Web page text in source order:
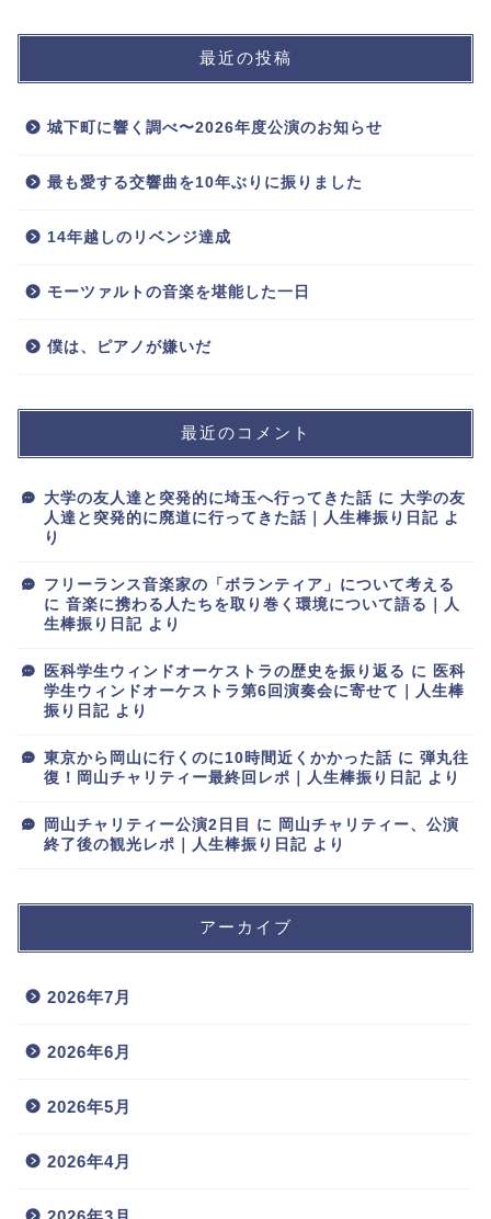
最近の投稿
城下町に響く調べ〜2026年度公演のお知らせ
最も愛する交響曲を10年ぶりに振りました
14年越しのリベンジ達成
モーツァルトの音楽を堪能した一日
僕は、ピアノが嫌いだ
最近のコメント
大学の友人達と突発的に埼玉へ行ってきた話 に 大学の友
人達と突発的に廃道に行ってきた話｜人生棒振り日記 よ
り
フリーランス音楽家の「ボランティア」について考える
に 音楽に携わる人たちを取り巻く環境について語る｜人
生棒振り日記 より
医科学生ウィンドオーケストラの歴史を振り返る に 医科
学生ウィンドオーケストラ第6回演奏会に寄せて｜人生棒
振り日記 より
東京から岡山に行くのに10時間近くかかった話 に 弾丸往
復！岡山チャリティー最終回レポ｜人生棒振り日記 より
岡山チャリティー公演2日目 に 岡山チャリティー、公演
終了後の観光レポ｜人生棒振り日記 より
アーカイブ
2026年7月
2026年6月
2026年5月
2026年4月